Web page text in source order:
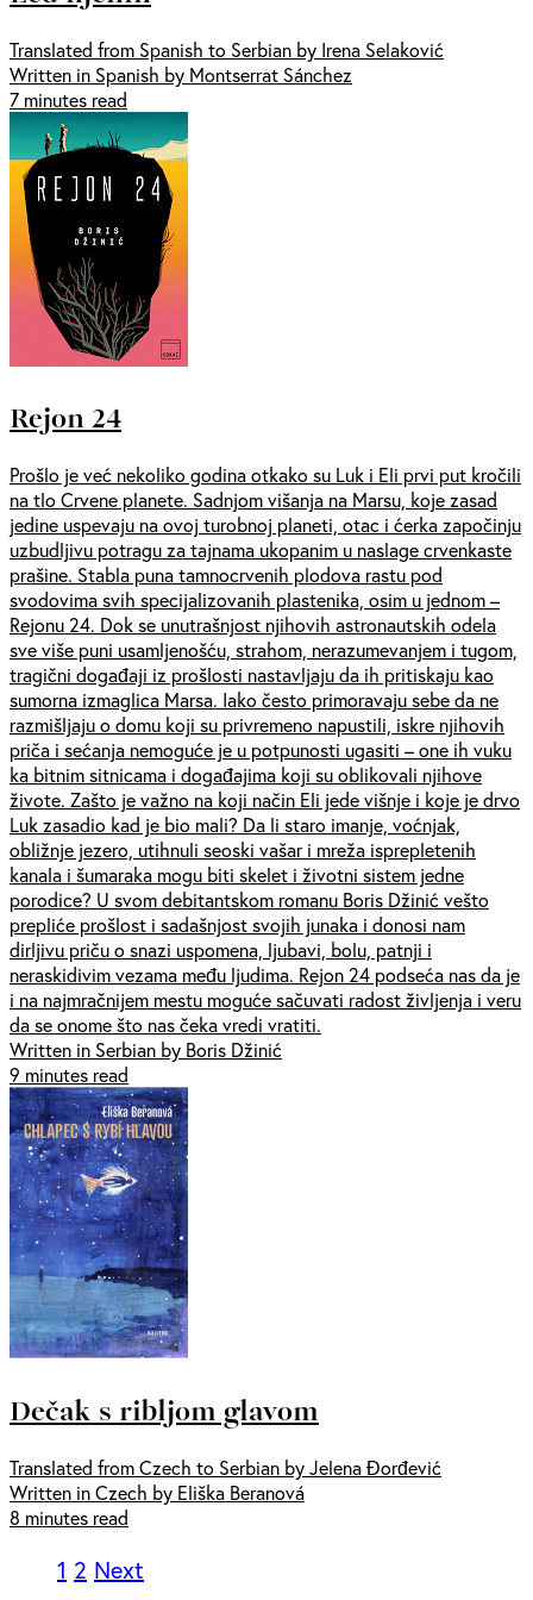
Translated from Spanish to Serbian by Irena Selaković
Written in Spanish by Montserrat Sánchez
7 minutes read
Rejon 24
Prošlo je već nekoliko godina otkako su Luk i Eli prvi put kročili
na tlo Crvene planete. Sadnjom višanja na Marsu, koje zasad
jedine uspevaju na ovoj turobnoj planeti, otac i ćerka započinju
uzbudljivu potragu za tajnama ukopanim u naslage crvenkaste
prašine. Stabla puna tamnocrvenih plodova rastu pod
svodovima svih specijalizovanih plastenika, osim u jednom –
Rejonu 24. Dok se unutrašnjost njihovih astronautskih odela
sve više puni usamljenošću, strahom, nerazumevanjem i tugom,
tragični događaji iz prošlosti nastavljaju da ih pritiskaju kao
sumorna izmaglica Marsa. Iako često primoravaju sebe da ne
razmišljaju o domu koji su privremeno napustili, iskre njihovih
priča i sećanja nemoguće je u potpunosti ugasiti – one ih vuku
ka bitnim sitnicama i događajima koji su oblikovali njihove
živote. Zašto je važno na koji način Eli jede višnje i koje je drvo
Luk zasadio kad je bio mali? Da li staro imanje, voćnjak,
obližnje jezero, utihnuli seoski vašar i mreža isprepletenih
kanala i šumaraka mogu biti skelet i životni sistem jedne
porodice? U svom debitantskom romanu Boris Džinić vešto
prepliće prošlost i sadašnjost svojih junaka i donosi nam
dirljivu priču o snazi uspomena, ljubavi, bolu, patnji i
neraskidivim vezama među ljudima. Rejon 24 podseća nas da je
i na najmračnijem mestu moguće sačuvati radost življenja i veru
da se onome što nas čeka vredi vratiti.
Written in Serbian by Boris Džinić
9 minutes read
Dečak s ribljom glavom
Translated from Czech to Serbian by Jelena Đorđević
Written in Czech by Eliška Beranová
8 minutes read
1 2 Next